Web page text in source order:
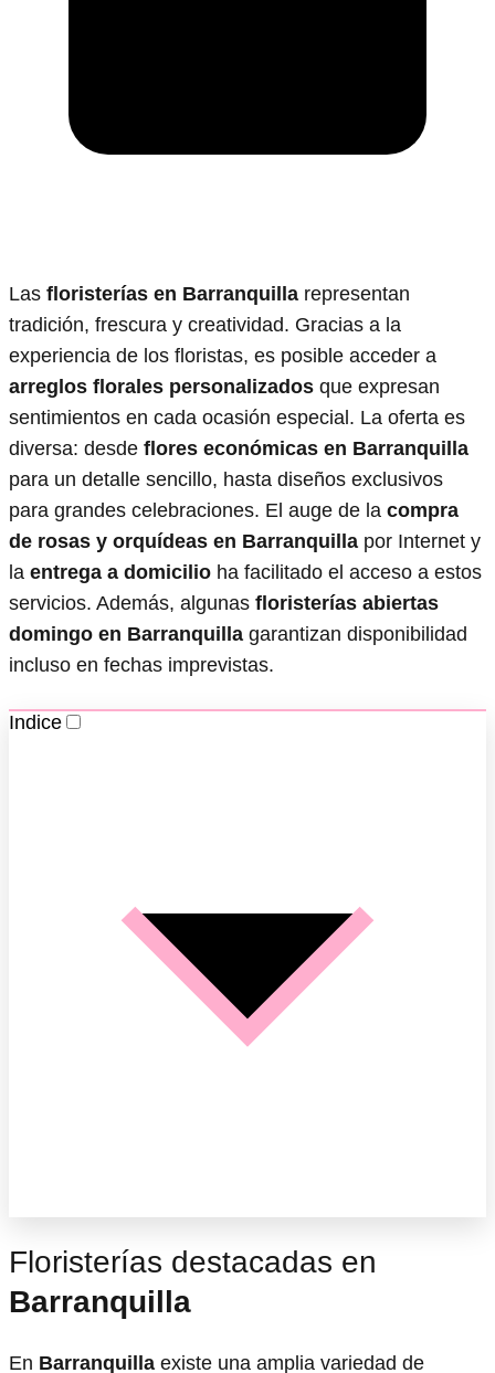
Las floristerías en Barranquilla representan
tradición, frescura y creatividad. Gracias a la
experiencia de los floristas, es posible acceder a
arreglos florales personalizados que expresan
sentimientos en cada ocasión especial. La oferta es
diversa: desde flores económicas en Barranquilla
para un detalle sencillo, hasta diseños exclusivos
para grandes celebraciones. El auge de la compra
de rosas y orquídeas en Barranquilla por Internet y
la entrega a domicilio ha facilitado el acceso a estos
servicios. Además, algunas floristerías abiertas
domingo en Barranquilla garantizan disponibilidad
incluso en fechas imprevistas.
Indice
Floristerías destacadas en
Barranquilla
En Barranquilla existe una amplia variedad de